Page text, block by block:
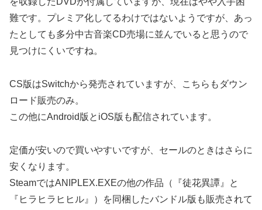
難です。プレミア化してるわけではないようですが、あっ
たとしても多分中古音楽CD売場に並んでいると思うので
見つけにくいですね。
CS版はSwitchから発売されていますが、こちらもダウン
ロード販売のみ。
この他にAndroid版とiOS版も配信されています。
定価が安いので買いやすいですが、セールのときはさらに
安くなります。
SteamではANIPLEX.EXEの他の作品（『徒花異譚』と
『ヒラヒラヒヒル』）を同梱したバンドル版も販売されて